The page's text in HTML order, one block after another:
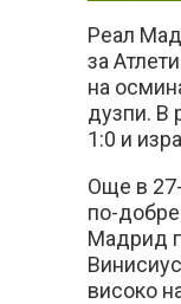
Реал
за
на
дузпи. В
1:0 и
Още в
по-
Мадрид
високо